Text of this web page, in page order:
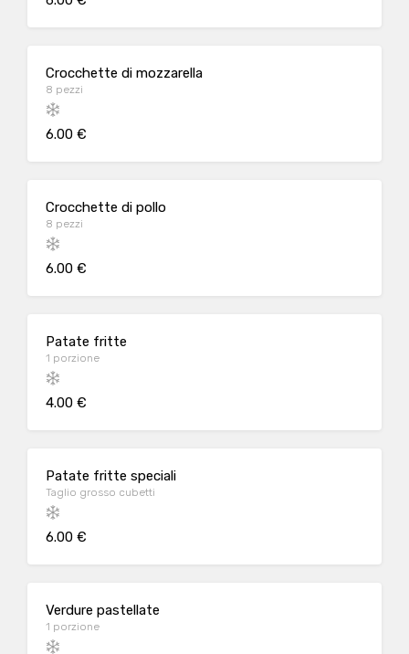
Crocchette di mozzarella
8 pezzi
6.00 €
Crocchette di pollo
8 pezzi
6.00 €
Patate fritte
1 porzione
4.00 €
Patate fritte speciali
Taglio grosso cubetti
6.00 €
Verdure pastellate
1 porzione